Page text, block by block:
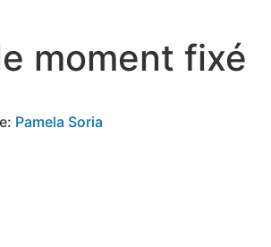
moment fixé
Pamela Soria